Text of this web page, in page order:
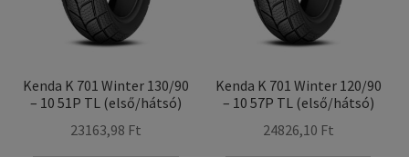
Kenda K 701 Winter 130/90
– 10 51P TL (első/hátsó)
23163,98 Ft
Kenda K 701 Winter 120/90
– 10 57P TL (első/hátsó)
24826,10 Ft